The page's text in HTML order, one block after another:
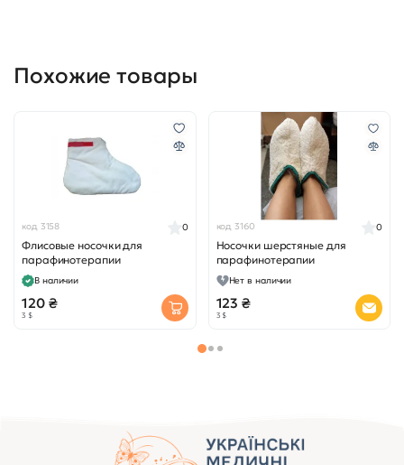
Похожие товары
код 3158
Флисовые носочки для
парафинотерапии
0
В наличии
120 ₴
3 $
код 3160
Носочки шерстяные для
парафинотерапии
0
Нет в наличии
123 ₴
3 $